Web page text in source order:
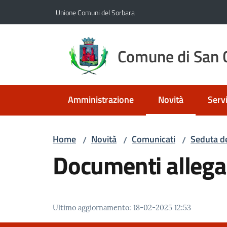
Unione Comuni del Sorbara
Comune di San
Amministrazione Novità
Menu selezionato
Home / Novità / Comunicati / Seduta
Documenti
Ultimo aggiornamento: 18-02-2025 12:53